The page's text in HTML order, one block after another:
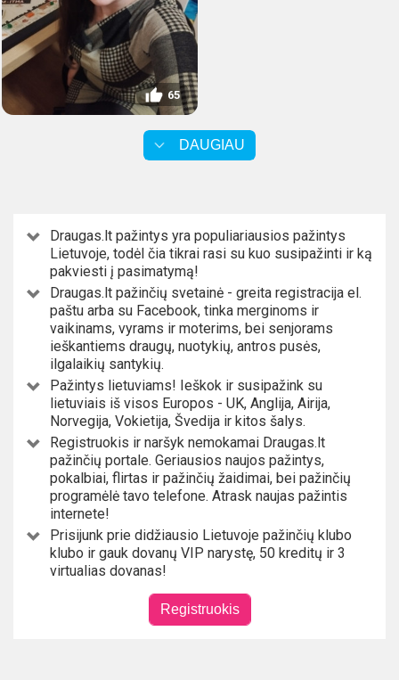
65
DAUGIAU
Draugas.lt pažintys yra populiariausios pažintys
Lietuvoje, todėl čia tikrai rasi su kuo susipažinti ir ką
pakviesti į pasimatymą!
Draugas.lt pažinčių svetainė - greita registracija el.
paštu arba su Facebook, tinka merginoms ir
vaikinams, vyrams ir moterims, bei senjorams
ieškantiems draugų, nuotykių, antros pusės,
ilgalaikių santykių.
Pažintys lietuviams! Ieškok ir susipažink su
lietuviais iš visos Europos - UK, Anglija, Airija,
Norvegija, Vokietija, Švedija ir kitos šalys.
Registruokis ir naršyk nemokamai Draugas.lt
pažinčių portale. Geriausios naujos pažintys,
pokalbiai, flirtas ir pažinčių žaidimai, bei pažinčių
programėlė tavo telefone. Atrask naujas pažintis
internete!
Prisijunk prie didžiausio Lietuvoje pažinčių klubo
klubo ir gauk dovanų VIP narystę, 50 kreditų ir 3
virtualias dovanas!
Registruokis